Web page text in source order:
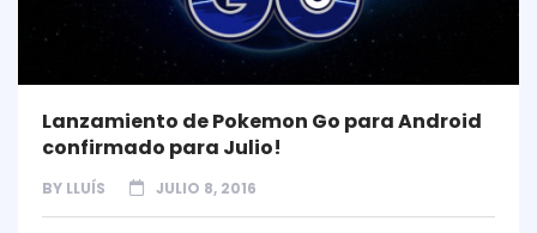
Lanzamiento de Pokemon Go para Android
confirmado para Julio!
BY LLUÍS JULIO 8, 2016